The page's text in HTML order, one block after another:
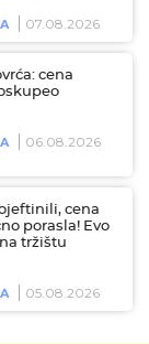
07.08.2026
cena
06.08.2026
cena
porasla! Evo
tržištu
05.08.2026